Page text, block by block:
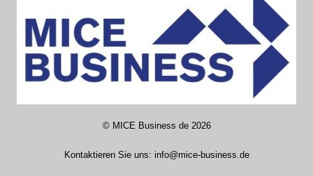
© MICE Business de2026
Kontaktieren Sie uns: info@mice-business.de